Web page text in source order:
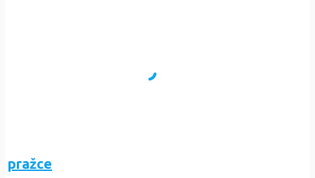
pražce